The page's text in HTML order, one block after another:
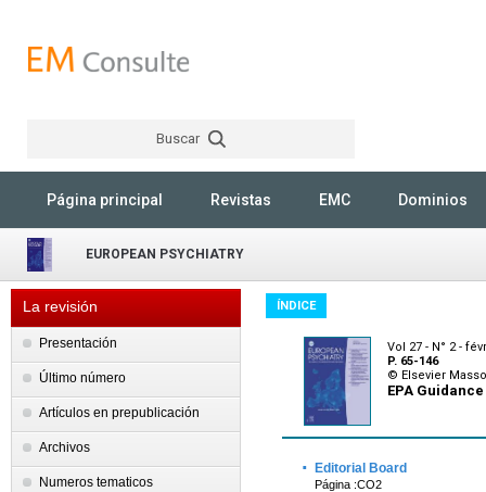
Buscar
Página principal Revistas EMC Dominios
EUROPEAN PSYCHIATRY
La revisión
Presentación
Último número
Artículos en prepublicación
Archivos
Numeros tematicos
ÍNDICE
Vol 27 - N° 2 -
P. 65-146
© Elsevier
EPA Guidance
· Editorial Board
Página :CO2